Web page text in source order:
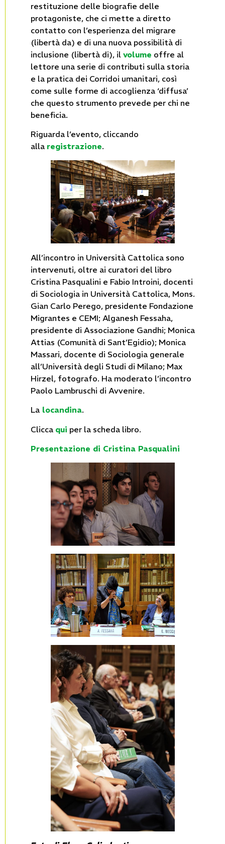
restituzione delle biografie delle
protagoniste, che ci mette a diretto
contat­to con l’esperienza del migrare
(libertà da) e di una nuova possibilità di
inclusione (libertà di), il volume offre al
lettore una serie di contributi sulla storia
e la pratica dei Corridoi umanitari, così
come sulle forme di accoglienza ‘diffusa’
che questo stru­mento prevede per chi ne
beneficia.
Riguarda l’evento, cliccando
alla registrazione.
All’incontro in Università Cattolica sono
intervenuti, oltre ai curatori del libro
Cristina Pasqualini e Fabio Introini, docenti
di Sociologia in Università Cattolica, Mons.
Gian Carlo Perego, presidente Fondazione
Migrantes e CEMI; Alganesh Fessaha,
presidente di Associazione Gandhi; Monica
Attias (Comunità di Sant’Egidio); Monica
Massari, docente di Sociologia generale
all’Università degli Studi di Milano; Max
Hirzel, fotografo. Ha moderato l’incontro
Paolo Lambruschi di Avvenire.
La locandina.
Clicca qui per la scheda libro.
Presentazione di Cristina Pasqualini